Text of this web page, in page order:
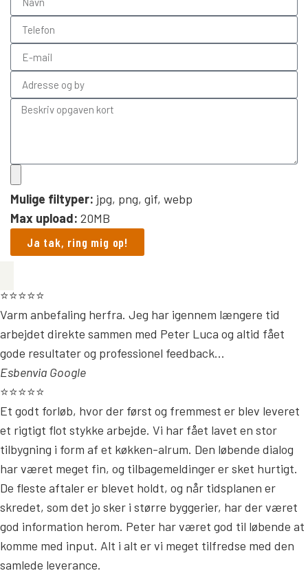
Mulige filtyper: jpg, png, gif, webp
Max upload: 20MB
Ja tak, ring mig op!
⭐⭐⭐⭐⭐
Varm anbefaling herfra. Jeg har igennem længere tid
arbejdet direkte sammen med Peter Luca og altid fået
gode resultater og professionel feedback...
Esbenvia Google
⭐⭐⭐⭐⭐
Et godt forløb, hvor der først og fremmest er blev leveret
et rigtigt flot stykke arbejde. Vi har fået lavet en stor
tilbygning i form af et køkken-alrum. Den løbende dialog
har været meget fin, og tilbagemeldinger er sket hurtigt.
De fleste aftaler er blevet holdt, og når tidsplanen er
skredet, som det jo sker i større byggerier, har der været
god information herom. Peter har været god til løbende at
komme med input. Alt i alt er vi meget tilfredse med den
samlede leverance.